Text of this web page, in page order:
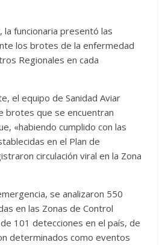
la funcionaria presentó las
los brotes de la enfermedad
Regionales en cada
el equipo de Sanidad Aviar
brotes que se encuentran
«habiendo cumplido con las
en el Plan de
circulación viral en la Zona
se analizaron 550
en las Zonas de Control
101 detecciones en el país, de
determinados como eventos